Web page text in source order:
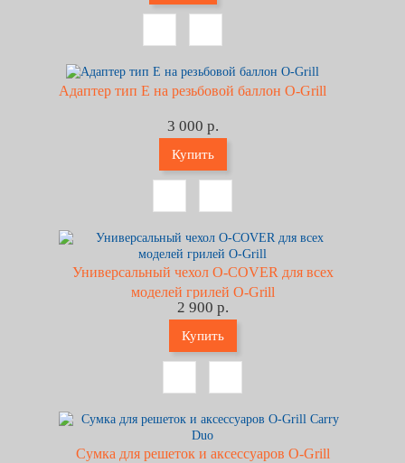
Адаптер тип Е на резьбовой баллон O-Grill
3 000 р.
Купить
Универсальный чехол O-COVER для всех
моделей грилей O-Grill
2 900 р.
Купить
Сумка для решеток и аксессуаров O-Grill